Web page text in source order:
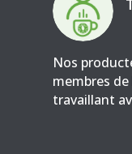
Nos
membres
travaillant